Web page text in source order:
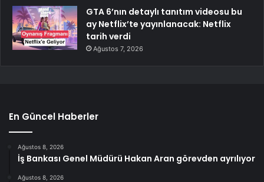
GTA 6’nın detaylı tanıtım videosu bu
ay Netflix’te yayınlanacak: Netflix
tarih verdi
Ağustos 7, 2026
En Güncel Haberler
Ağustos 8, 2026
İş Bankası Genel Müdürü Hakan Aran görevden ayrılıyor
Ağustos 8, 2026